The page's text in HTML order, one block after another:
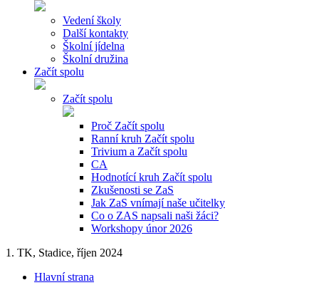
Vedení školy
Další kontakty
Školní jídelna
Školní družina
Začít spolu
Začít spolu
Proč Začít spolu
Ranní kruh Začít spolu
Trivium a Začít spolu
CA
Hodnotící kruh Začít spolu
Zkušenosti se ZaS
Jak ZaS vnímají naše učitelky
Co o ZAS napsali naši žáci?
Workshopy únor 2026
1. TK, Stadice, říjen 2024
Hlavní strana